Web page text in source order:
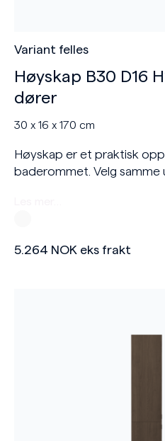
Variant felles
Høyskap B30 D16
dører
30 x 16 x 170 cm
Høyskap er et praktisk
baderommet. Velg samme
5.264 NOK eks frakt